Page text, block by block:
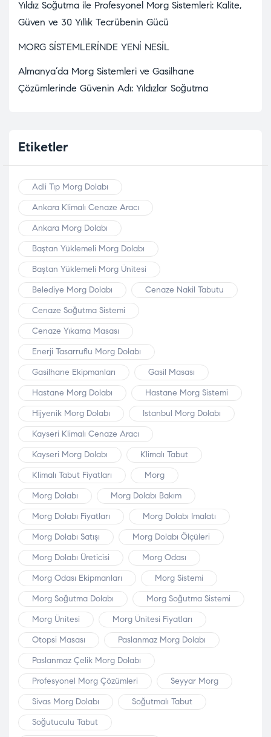
Yıldız Soğutma ile Profesyonel Morg Sistemleri: Kalite,
Güven ve 30 Yıllık Tecrübenin Gücü
MORG SİSTEMLERİNDE YENİ NESİL
Almanya’da Morg Sistemleri ve Gasilhane
Çözümlerinde Güvenin Adı: Yıldızlar Soğutma
Etiketler
Adli Tıp Morg Dolabı
Ankara Klimalı Cenaze Aracı
Ankara Morg Dolabı
Baştan Yüklemeli Morg Dolabı
Baştan Yüklemeli Morg Ünitesi
Belediye Morg Dolabı
Cenaze Nakil Tabutu
Cenaze Soğutma Sistemi
Cenaze Yıkama Masası
Enerji Tasarruflu Morg Dolabı
Gasilhane Ekipmanları
Gasil Masası
Hastane Morg Dolabı
Hastane Morg Sistemi
Hijyenik Morg Dolabı
Istanbul Morg Dolabı
Kayseri Klimalı Cenaze Aracı
Kayseri Morg Dolabı
Klimalı Tabut
Klimalı Tabut Fiyatları
Morg
Morg Dolabı
Morg Dolabı Bakım
Morg Dolabı Fiyatları
Morg Dolabı Imalatı
Morg Dolabı Satışı
Morg Dolabı Ölçüleri
Morg Dolabı Üreticisi
Morg Odası
Morg Odası Ekipmanları
Morg Sistemi
Morg Soğutma Dolabı
Morg Soğutma Sistemi
Morg Ünitesi
Morg Ünitesi Fiyatları
Otopsi Masası
Paslanmaz Morg Dolabı
Paslanmaz Çelik Morg Dolabı
Profesyonel Morg Çözümleri
Seyyar Morg
Sivas Morg Dolabı
Soğutmalı Tabut
Soğutuculu Tabut